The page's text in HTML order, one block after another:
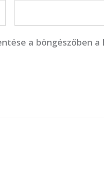
a böngészőben a